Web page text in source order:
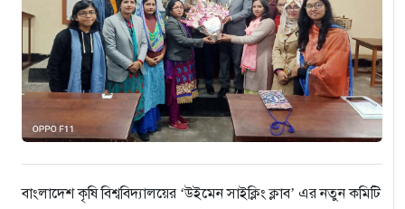
বাংলাদেশ কৃষি বিশ্ববিদ্যালয়ের ‘উইমেন সাইক্লিং ক্লাব’ এর নতুন কমিটি